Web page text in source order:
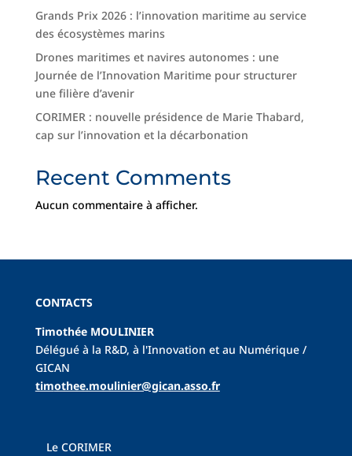
Grands Prix 2026 : l’innovation maritime au service
des écosystèmes marins
Drones maritimes et navires autonomes : une
Journée de l’Innovation Maritime pour structurer
une filière d’avenir
CORIMER : nouvelle présidence de Marie Thabard,
cap sur l’innovation et la décarbonation
Recent Comments
Aucun commentaire à afficher.
CONTACTS
Timothée MOULINIER
Délégué à la R&D, à l'Innovation et au Numérique /
GICAN
timothee.moulinier@gican.asso.fr
Le CORIMER